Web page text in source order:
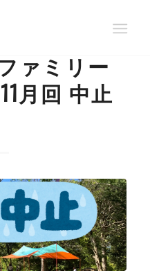
ァミリー
月回 中止